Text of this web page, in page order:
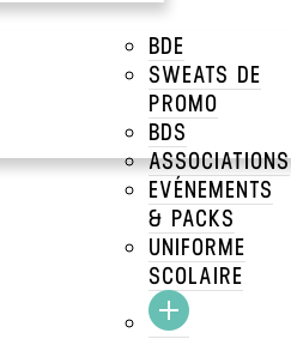
BDE
SWEATS DE
PROMO
BDS
ASSOCIATIONS
EVÉNEMENTS
& PACKS
UNIFORME
SCOLAIRE
#BRODERIE OFFERTE